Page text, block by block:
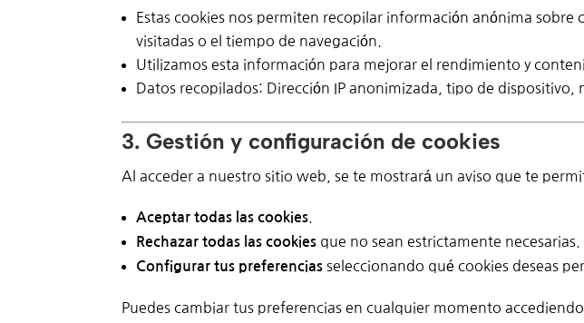
Estas cookies nos permiten recopilar información anónima
visitadas o el tiempo de navegación.
Utilizamos esta información para mejorar el rendimiento y
Datos recopilados: Dirección IP anonimizada, tipo de
3. Gestión y configuración de cookies
Al acceder a nuestro sitio web, se te mostrará un aviso que te
Aceptar todas las cookies
Rechazar todas las cookies que no sean estrictamente necesarias.
Configurar tus preferencias seleccionando qué cookies deseas
Puedes cambiar tus preferencias en cualquier momento